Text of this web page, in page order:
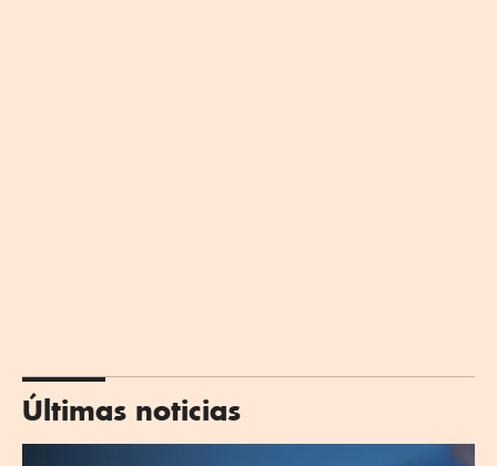
Últimas noticias